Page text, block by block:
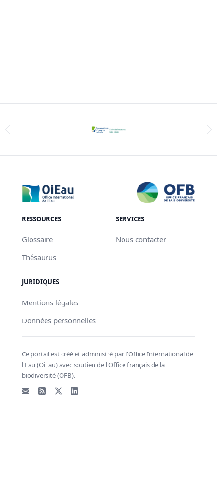
RESSOURCES
Glossaire
Thésaurus
SERVICES
Nous contacter
JURIDIQUES
Mentions légales
Données personnelles
Ce portail est créé et administré par l'Office International de
l'Eau (OiEau) avec soutien de l'Office français de la
biodiversité (OFB).